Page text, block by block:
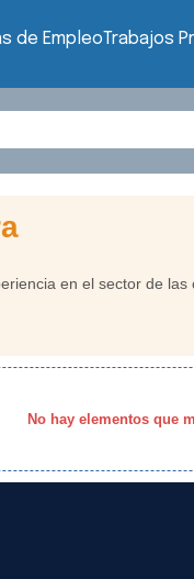
de EmpleoTrabajos
en el sector de
No hay elementos que